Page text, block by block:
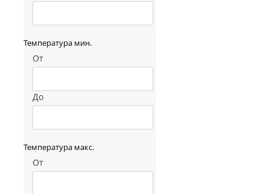
Температура мин.
От
До
Температура макс.
От